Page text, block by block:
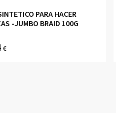
PARA HACER
-JUMBO BRAID 100G
€